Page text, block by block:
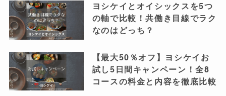
ヨシケイとオイシックスを5つ
の軸で比較！共働き目線でラク
なのはどっち？
【最大50％オフ】ヨシケイお
試し5日間キャンペーン！全8
コースの料金と内容を徹底比較